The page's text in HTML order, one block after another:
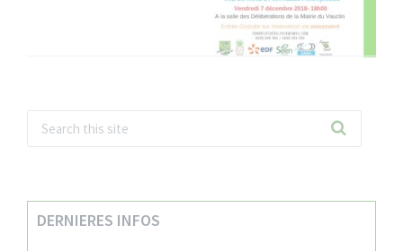
DERNIERES INFOS